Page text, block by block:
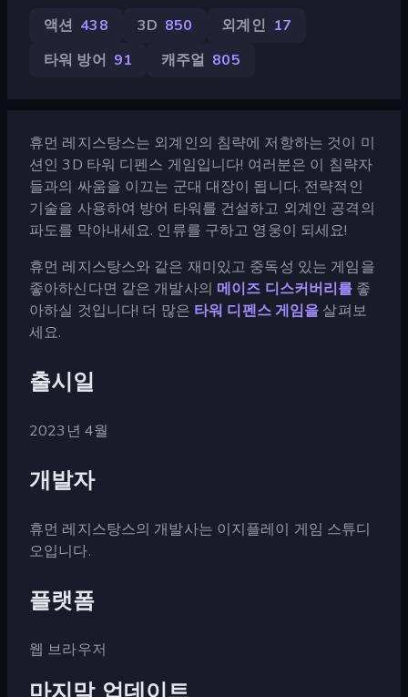
액션 438 3D 850 외계인 17
타워 방어 91 캐주얼 805
휴먼 레지스탕스는 외계인의 침략에 저항하는 것이 미
션인 3D 타워 디펜스 게임입니다! 여러분은 이 침략자
들과의 싸움을 이끄는 군대 대장이 됩니다. 전략적인
기술을 사용하여 방어 타워를 건설하고 외계인 공격의
파도를 막아내세요. 인류를 구하고 영웅이 되세요!
휴먼 레지스탕스와 같은 재미있고 중독성 있는 게임을
좋아하신다면 같은 개발사의 메이즈 디스커버리를 좋
아하실 것입니다! 더 많은 타워 디펜스 게임을 살펴보
세요.
출시일
2023년 4월
개발자
휴먼 레지스탕스의 개발사는 이지플레이 게임 스튜디
오입니다.
플랫폼
웹 브라우저